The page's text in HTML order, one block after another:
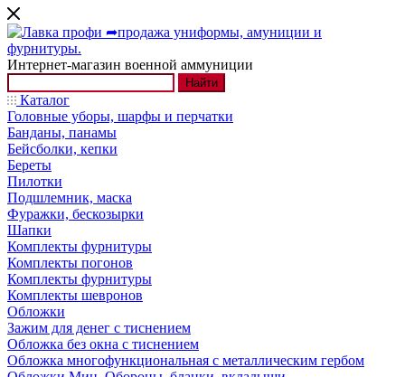
Интернет-магазин военной аммуниции
Найти
Каталог
Головные уборы, шарфы и перчатки
Банданы, панамы
Бейсболки, кепки
Береты
Пилотки
Подшлемник, маска
Фуражки, бескозырки
Шапки
Комплекты фурнитуры
Комплекты погонов
Комплекты фурнитуры
Комплекты шевронов
Обложки
Зажим для денег с тиснением
Обложка без окна с тиснением
Обложка многофункциональная с металлическим гербом